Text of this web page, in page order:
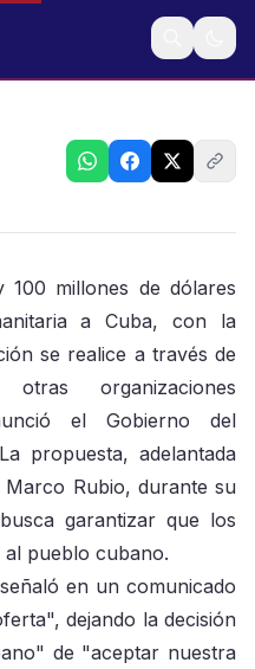
sin control del
100 millones de dólares
a Cuba, con la
se realice a través de
organizaciones
el Gobierno del
propuesta, adelantada
Rubio, durante su
garantizar que los
pueblo cubano.
en un comunicado
dejando la decisión
de "aceptar nuestra